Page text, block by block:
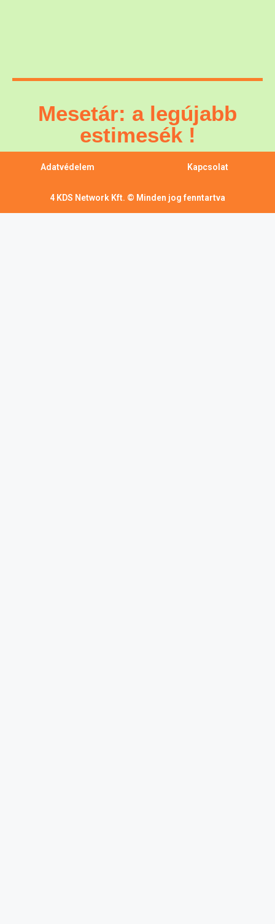
Mesetár: a legújabb
estimesék !
Adatvédelem Kapcsolat
4 KDS Network Kft. © Minden jog fenntartva